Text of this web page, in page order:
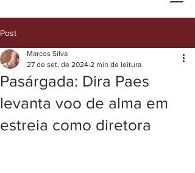
Post
Pasárgada: Dira Paes
levanta voo de alma em
estreia como diretora
Marcos Silva
27 de set. de 2024 2 min de leitura